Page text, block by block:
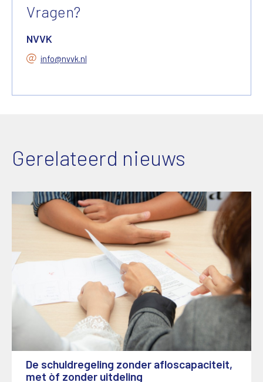
Vragen?
NVVK
info@nvvk.nl
Gerelateerd nieuws
De schuldregeling zonder afloscapaciteit,
met òf zonder uitdeling